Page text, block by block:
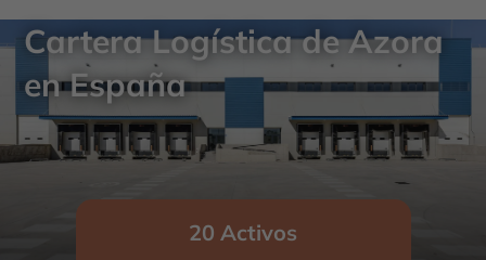
Cartera Logística de Azora
en España
20 Activos